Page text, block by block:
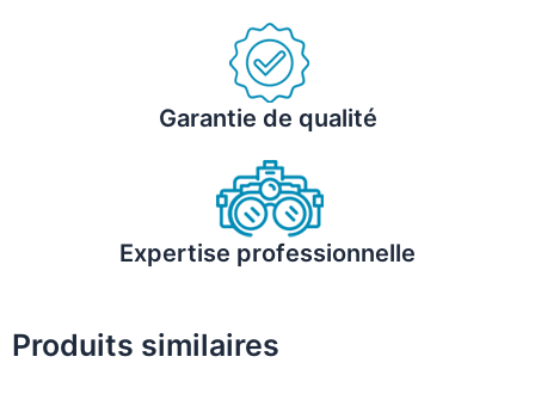
Garantie de qualité
Expertise professionnelle
Produits similaires